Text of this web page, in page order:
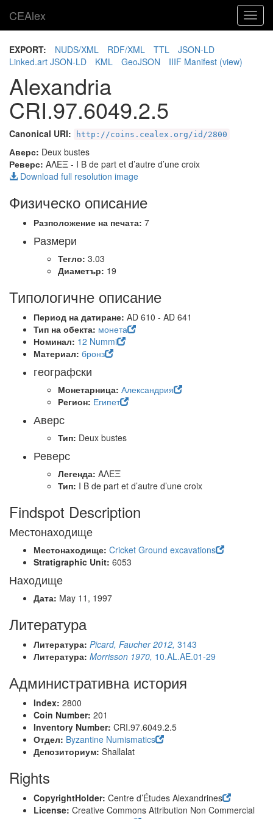
CEAlex
EXPORT: NUDS/XML RDF/XML TTL
JSON-LD
Linked.art JSON-LD
KML GeoJSON IIIF Manifest (view)
Alexandria
CRI.97.6049.2.5
Canonical URI: http://coins.cealex.org/id/2800
Аверс: Deux bustes
Реверс: ΑΛΕΞ - I B de part et d’autre d’une croix
Download full resolution image
Физическо описание
Разположение на печата: 7
Размери
Тегло: 3.03
Диаметър: 19
Типологичне описание
Период на датиране: AD 610 - AD 641
Тип на обекта: монета
Номинал: 12 Nummi
Материал: бронз
географски
Монетарница: Александрия
Регион: Египет
Аверс
Тип: Deux bustes
Реверс
Легенда: ΑΛΕΞ
Тип: I B de part et d’autre d’une croix
Findspot Description
Местонаходище
Местонаходище: Cricket Ground excavations
Stratigraphic Unit: 6053
Находище
Дата: May 11, 1997
Литература
Литература: Picard, Faucher 2012, 3143
Литература: Morrisson 1970, 10.AL.AE.01-29
Административна история
Index: 2800
Coin Number: 201
Inventory Number: CRI.97.6049.2.5
Отдел: Byzantine Numismatics
Депозиториум: Shallalat
Rights
CopyrightHolder: Centre d’Études Alexandrines
License: Creative Commons Attribution Non Commercial